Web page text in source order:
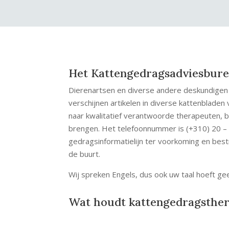
Het
Dierenartsen en diverse andere
verschijnen artikelen in diverse
naar kwalitatief verantwoorde therapeuten,
brengen. Het telefoonnummer is (+310) 20
gedragsinformatielijn ter voorkoming en
de buurt.
Wij spreken Engels, dus ook uw taal hoeft
Wat houdt